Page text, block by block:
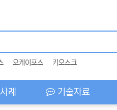
오케이포스 키오스크
례 기술자료